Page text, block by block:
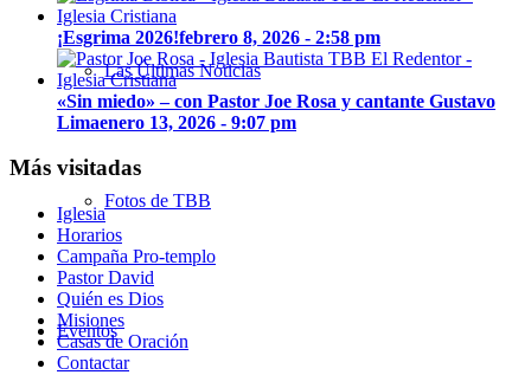
Las Últimas Noticias
Fotos de TBB
Eventos
¡Esgrima 2026!febrero 8, 2026 - 2:58 pm
«Sin miedo» – con Pastor Joe Rosa y cantante Gustavo
Limaenero 13, 2026 - 9:07 pm
Más visitadas
Iglesia
Horarios
Campaña Pro-templo
Pastor David
Quién es Dios
Misiones
Casas de Oración
Contactar